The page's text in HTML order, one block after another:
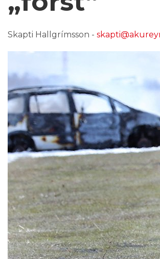
Skapti Hallgrímsson -